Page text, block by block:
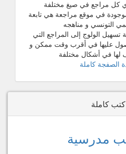
كل مراجع في صيغ مختلفة
في موقع مراجعة هي تابعة
التونسي و مناهجه
الولوج إلى المراجع التي
عليها في أقرب وقت ممكن و
لها في أشكال مختلفة
الصفجة كاملة
كتب كاملة
مدرسية